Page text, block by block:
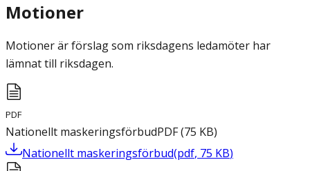
Motioner
Motioner är förslag som riksdagens ledamöter har
lämnat till riksdagen.
PDF
Nationellt maskeringsförbudPDF(75 KB)
Nationellt maskeringsförbud(pdf, 75 KB)